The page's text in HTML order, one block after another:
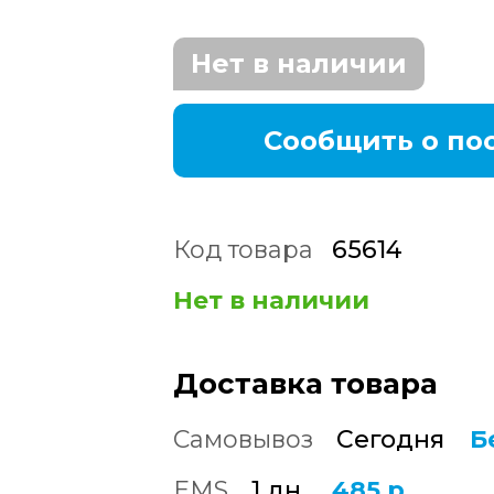
Нет в наличии
Сообщить о
Код товара
65614
Нет в наличии
Доставка товара
Самовывоз Сегодня